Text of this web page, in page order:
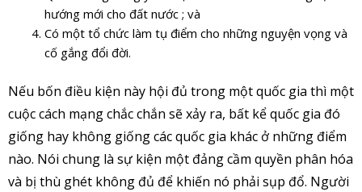
hướng mới cho đất nước ; và
Có một tổ chức làm tụ điểm cho những nguyện vọng và
cố gắng đổi đời.
Nếu bốn điều kiện này hội đủ trong một quốc gia thì một
cuộc cách mạng chắc chắn sẽ xảy ra, bất kể quốc gia đó
giống hay không giống các quốc gia khác ở những điểm
nào. Nói chung là sự kiện một đảng cầm quyền phân hóa
và bị thù ghét không đủ để khiến nó phải sụp đổ. Người